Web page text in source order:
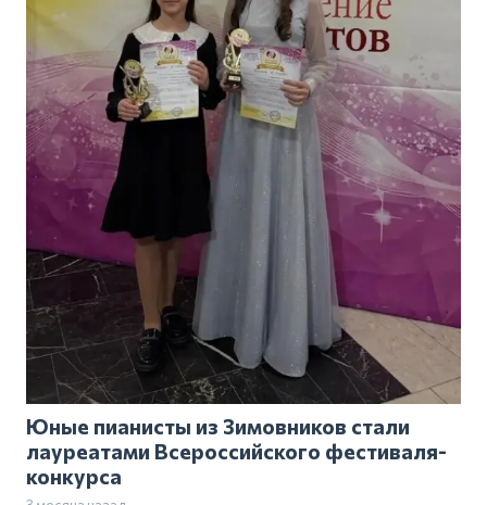
Юные пианисты из Зимовников стали
лауреатами Всероссийского фестиваля-
конкурса